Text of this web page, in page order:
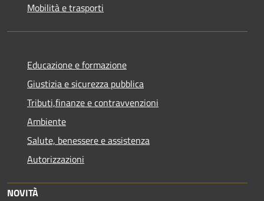
Mobilità e trasporti
Educazione e formazione
Giustizia e sicurezza pubblica
Tributi,finanze e contravvenzioni
Ambiente
Salute, benessere e assistenza
Autorizzazioni
NOVITÀ